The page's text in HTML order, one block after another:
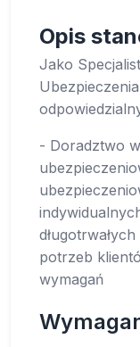
Opis
Jako
- Doradztwo
potrzeb
wymagań